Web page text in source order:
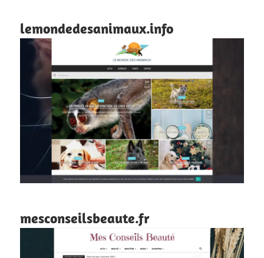
lemondedesanimaux.info
mesconseilsbeaute.fr